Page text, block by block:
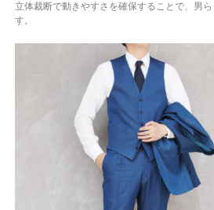
立体裁断で動きやすさを確保することで、男
す。